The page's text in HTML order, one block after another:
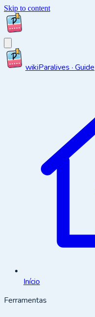
Skip to content
wikiParalives · Guide
Início
Ferramentas